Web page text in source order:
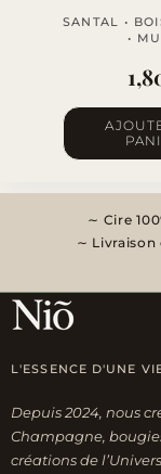
SANTAL •
•
Cire
Livraison
L'ESSENCE D'UNE
Depuis 2024, nous
Champagne,
créations de